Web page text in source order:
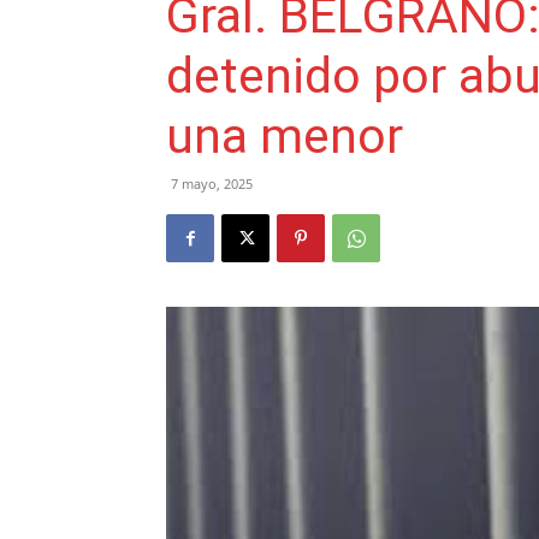
Gral.
detenido por
una menor
7 mayo, 2025